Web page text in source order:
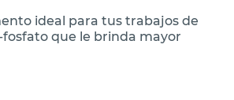
ideal para tus trabajos de
que le brinda mayor